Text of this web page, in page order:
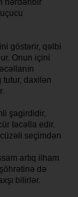
hərdən­bir
göstərir, qəlbi
Onun içini
tutur, daxilən
şa­gir­didir,
təcəlla edir.
seçimdən
artıq ilham
də
bilirlər.